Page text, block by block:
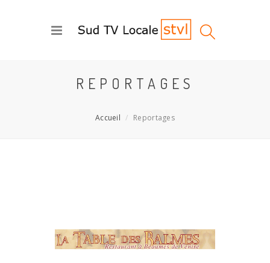
REPORTAGES
Accueil Reportages